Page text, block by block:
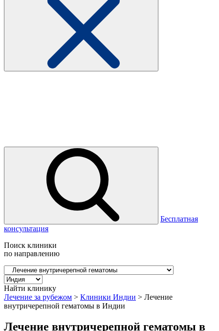
Бесплатная
консультация
Поиск клиники
по направлению
Найти клинику
Лечение за рубежом > Клиники Индии > Лечение
внутричерепной гематомы в Индии
Лечение внутричерепной гематомы в